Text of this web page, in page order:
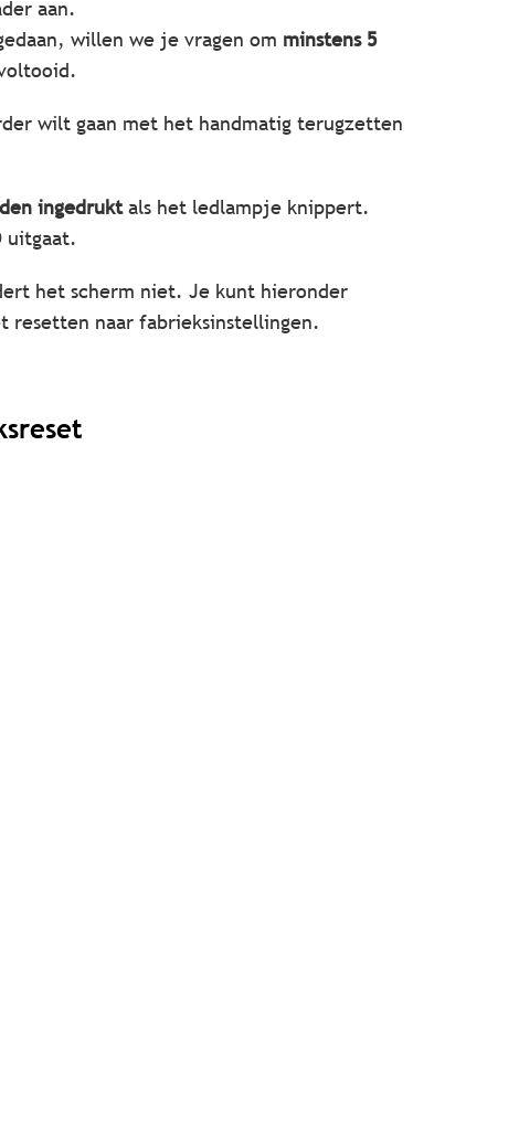
aan.
willen we je vragen om minstens 5
wilt gaan met het handmatig terugzetten
ingedruktals het ledlampje knippert.
uitgaat.
het scherm niet. Je kunt hieronder
resetten naar fabrieksinstellingen.